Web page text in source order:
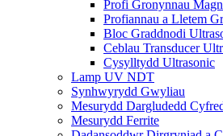
Profi Gronynnau
Profiannau a Lletem
Bloc Graddnodi
Ceblau Transducer
Cysylltydd Ultrasonic
Lamp UV NDT
Synhwyrydd Gwyliau
Mesurydd Dargludedd
Mesurydd Ferrite